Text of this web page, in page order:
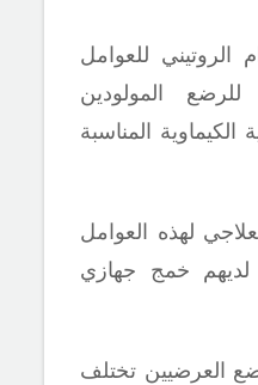
الروتيني للعوامل
للرضع المولودين
الكيماوية المناسبة
لهذه العوامل
خمج جهازي
العرضيين تختلف